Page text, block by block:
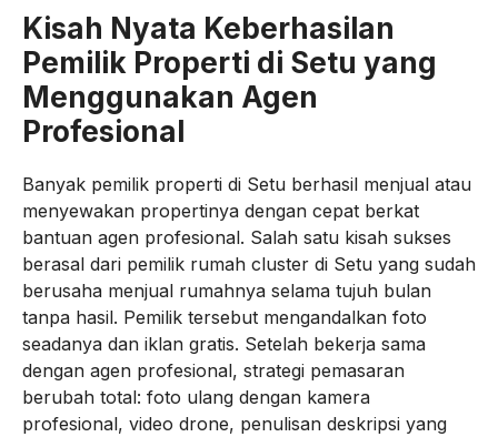
Kisah Nyata Keberhasilan
Pemilik Properti di Setu yang
Menggunakan Agen
Profesional
Banyak pemilik properti di Setu berhasil menjual atau
menyewakan propertinya dengan cepat berkat
bantuan agen profesional. Salah satu kisah sukses
berasal dari pemilik rumah cluster di Setu yang sudah
berusaha menjual rumahnya selama tujuh bulan
tanpa hasil. Pemilik tersebut mengandalkan foto
seadanya dan iklan gratis. Setelah bekerja sama
dengan agen profesional, strategi pemasaran
berubah total: foto ulang dengan kamera
profesional, video drone, penulisan deskripsi yang